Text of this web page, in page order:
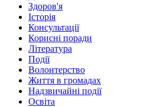
Здоров'я
Історія
Консультації
Корисні поради
Література
Події
Волонтерство
Життя в громадах
Надзвичайні події
Освіта